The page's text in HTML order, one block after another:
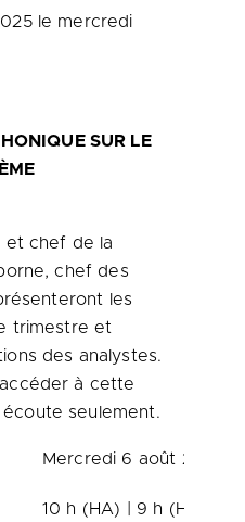
le mercredi
SUR LE
et chef de la
chef des
les
trimestre et
des analystes.
à cette
seulement.
Mercredi 6 août 2025
10 h (HA) | 9 h (HE)